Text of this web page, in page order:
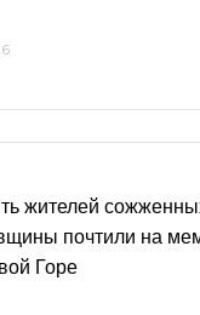
жителей
почтили на
Горе